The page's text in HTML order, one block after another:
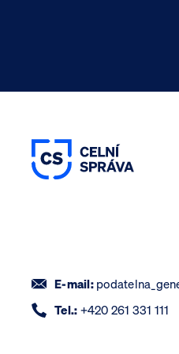
E-mail:
Tel.: +420 261 331 111